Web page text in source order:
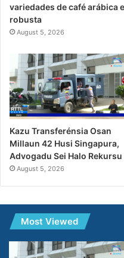
variedades de café arábica e
robusta
August 5, 2026
Kazu Transferénsia Osan
Millaun 42 Husi Singapura,
Advogadu Sei Halo Rekursu
August 5, 2026
Most Viewed